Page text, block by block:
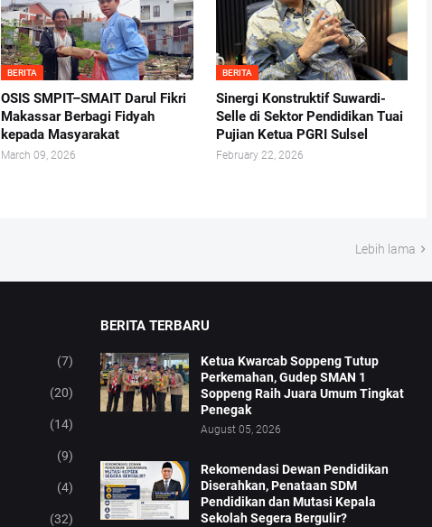
BERITA
OSIS SMPIT–SMAIT Darul Fikri
Makassar Berbagi Fidyah
kepada Masyarakat
March 09, 2026
BERITA
Sinergi Konstruktif Suwardi-
Selle di Sektor Pendidikan Tuai
Pujian Ketua PGRI Sulsel
February 22, 2026
Lebih lama
(7)
(20)
(14)
(9)
(4)
(32)
BERITA TERBARU
Ketua Kwarcab Soppeng Tutup
Perkemahan, Gudep SMAN 1
Soppeng Raih Juara Umum Tingkat
Penegak
August 05, 2026
Rekomendasi Dewan Pendidikan
Diserahkan, Penataan SDM
Pendidikan dan Mutasi Kepala
Sekolah Segera Bergulir?